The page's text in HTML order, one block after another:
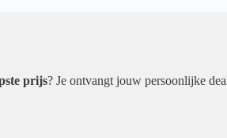
prijs? Je ontvangt jouw persoonlijke